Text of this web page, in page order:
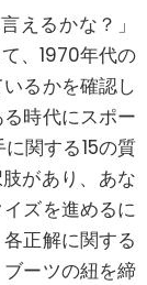
えるかな？」
、1970年代の
るかを確認し
時代にスポー
関する15の質
があり、あな
ズを進めるに
正解に関する
ーツの紐を締